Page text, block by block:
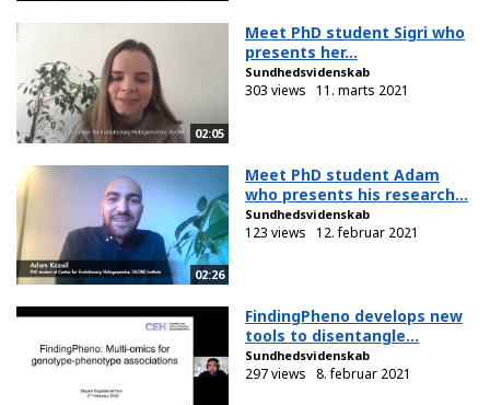
02:05
Meet PhD student Sigri who
presents her...
Sundhedsvidenskab
303 views 11. marts 2021
02:26
Meet PhD student Adam
who presents his research...
Sundhedsvidenskab
123 views 12. februar 2021
FindingPheno develops new
tools to disentangle...
Sundhedsvidenskab
297 views 8. februar 2021